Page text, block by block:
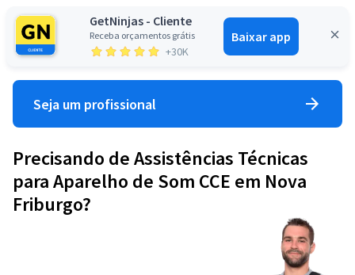
GetNinjas - Cliente
Receba orçamentos grátis
+30K
Baixar app
Entrar
Seja um profissional
Precisando de Assistências Técnicas
para Aparelho de Som CCE em Nova
Friburgo?